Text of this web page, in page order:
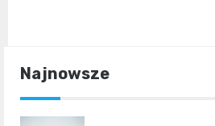
Najnowsze